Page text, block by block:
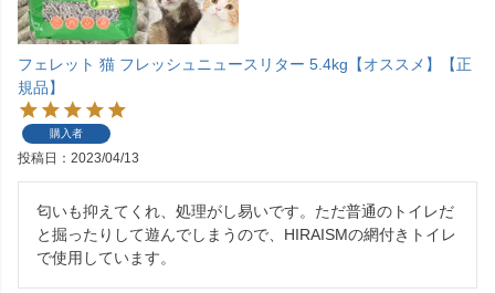
フェレット 猫 フレッシュニュースリター 5.4kg【オススメ】【正
規品】
購入者
投稿日 2023/04/13
匂いも抑えてくれ、処理がし易いです。ただ普通のトイレだ
と掘ったりして遊んでしまうので、HIRAISMの網付きトイレ
で使用しています。